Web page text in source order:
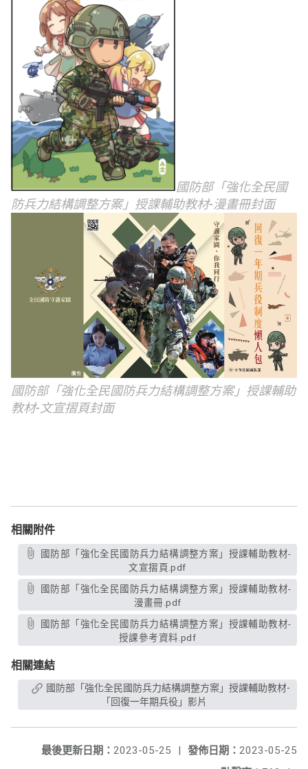
國防部「強化全民國
防兵力結構調整方案」授課輔助教材-漫畫冊封面
國防部「強化全民國防兵力結構調整方案」授課輔助
教材-文宣摺頁封面
相關附件
文宣摺頁.pdf
漫畫冊.pdf
授課參考資料.pdf
相關連結
「回復一年期兵役」影片
發佈日期： 2023-05-25
最後更新日期： 2023-05-25
|